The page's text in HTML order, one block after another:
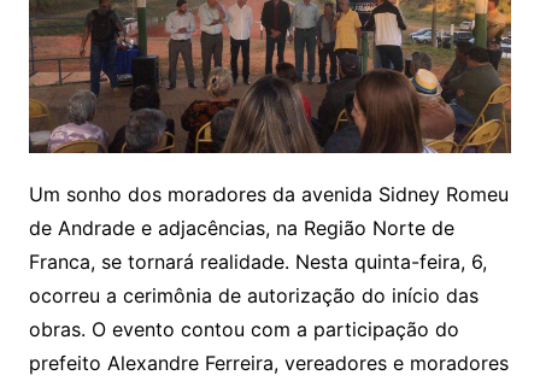
Um sonho dos moradores da avenida Sidney Romeu
de Andrade e adjacências, na Região Norte de
Franca, se tornará realidade. Nesta quinta-feira, 6,
ocorreu a cerimônia de autorização do início das
obras. O evento contou com a participação do
prefeito Alexandre Ferreira, vereadores e moradores